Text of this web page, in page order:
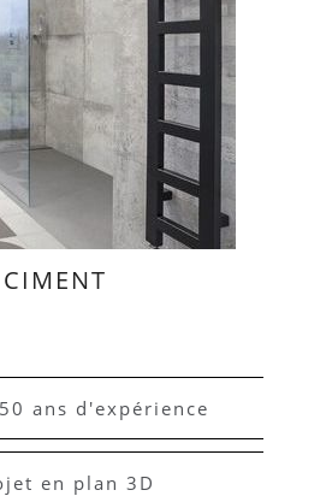
ans d'expérience
en plan 3D